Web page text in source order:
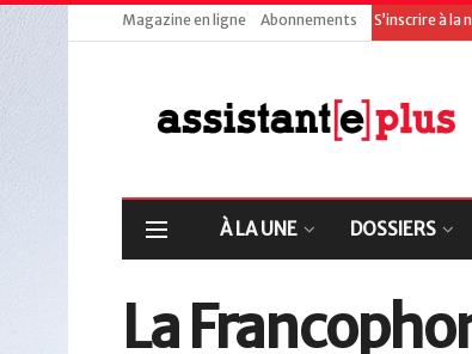
Magazine en ligne Abonnements S’inscrire à
À LA UNE DOSSIERS
La